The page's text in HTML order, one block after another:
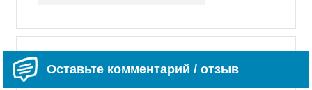
Оставьте комментарий / отзыв